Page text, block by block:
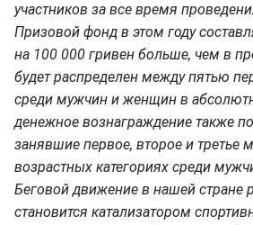
участников за все время
Призовой фонд в этом году
на 100 000 гривен больше, чем в
будет распределен между пятью
среди мужчин и женщин в
денежное вознаграждение также
занявшие первое, второе и третье
возрастных категориях среди
Беговой движение в нашей стране
становится катализатором